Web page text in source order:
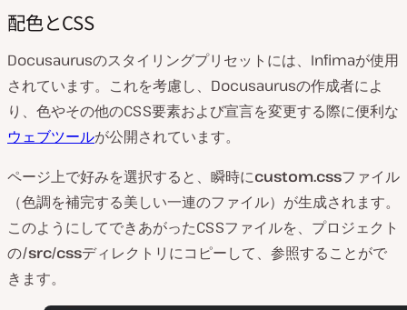
配色とCSS
Docusaurusのスタイリングプリセットには、Infimaが使用
されています。これを考慮し、Docusaurusの作成者によ
り、色やその他のCSS要素および宣言を変更する際に便利な
ウェブツールが公開されています。
ページ上で好みを選択すると、瞬時にcustom.cssファイル
（色調を補完する美しい一連のファイル）が生成されます。
このようにしてできあがったCSSファイルを、プロジェクト
の/src/cssディレクトリにコピーして、参照することがで
きます。